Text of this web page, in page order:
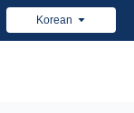
Korean